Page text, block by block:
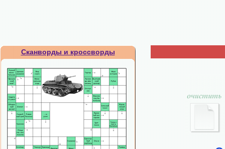
Сканворды и кроссворды